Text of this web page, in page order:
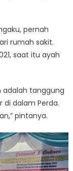
pernah
rumah sakit.
saat itu ayah
adalah tanggung
di dalam Perda.
pintanya.